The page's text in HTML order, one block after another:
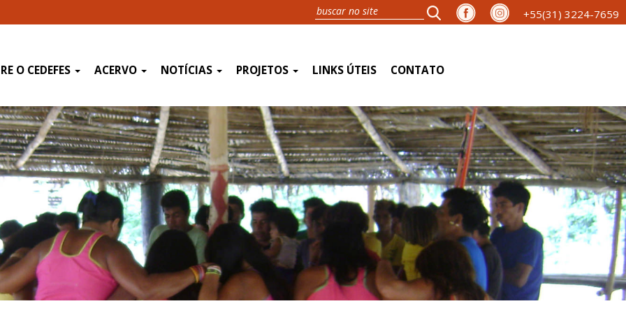
+55(31) 3224-7659
O CEDEFES ACERVO NOTÍCIAS PROJETOS LINKS ÚTEIS CONTATO